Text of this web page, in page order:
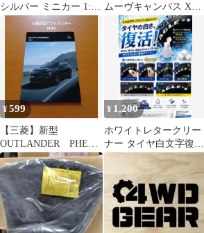
シルバー ミニカー 1:64
Audi 銀
ムーヴキャンバス X
SA3! ツートンカラー !
4WD
¥599
【三菱】新型
OUTLANDER PHEV
カタログ1式
¥ 1,200
ホワイトレタークリー
ナー タイヤ白文字復活
黄ばみ・黒ずみ除去